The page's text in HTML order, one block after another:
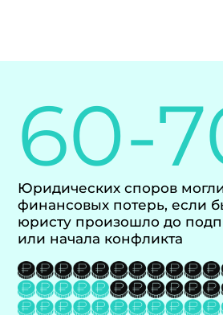
60-
Юридических споров
финансовых потерь, если
юристу произошло до
или начала конфликта